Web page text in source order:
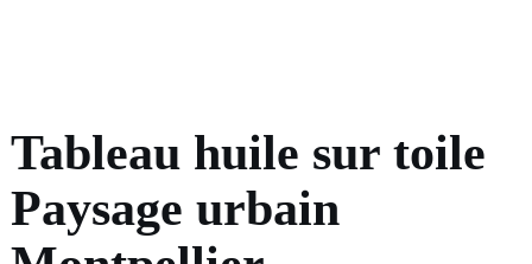
Tableau huile sur toile
Paysage urbain